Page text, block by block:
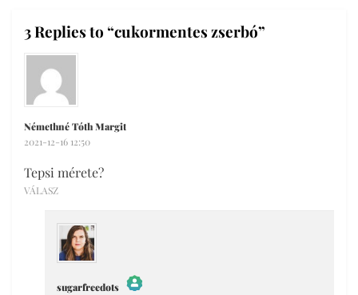
3 Replies to “cukormentes zserbó”
Némethné Tóth Margit
2021-12-16 12:50
Tepsi mérete?
VÁLASZ
sugarfreedots